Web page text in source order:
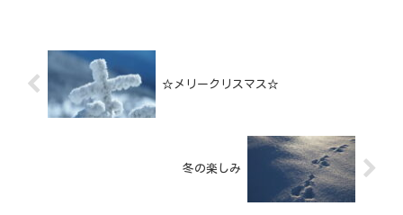
くて怖くてお漏らししてしまい
☆メリークリスマス☆
冬の楽しみ